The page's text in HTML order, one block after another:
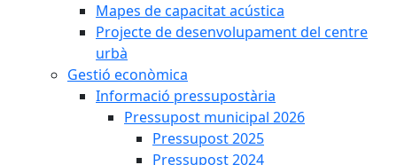
Mapes de capacitat acústica
Projecte de desenvolupament del centre
urbà
Gestió econòmica
Informació pressupostària
Pressupost municipal 2026
Pressupost 2025
Pressupost 2024